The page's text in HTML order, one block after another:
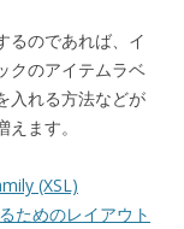
るのであれば、イ
クのアイテムラベ
入れる方法などが
ます。
(XSL)
ためのレイアウト